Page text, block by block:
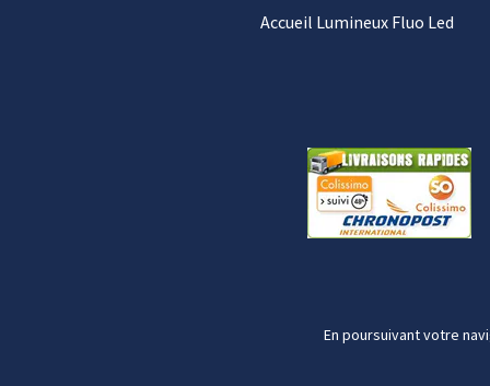
Accueil Lumineux Fluo Led
En poursuivant votre